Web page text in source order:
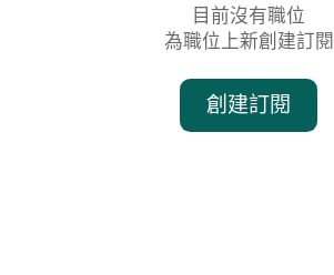
目前沒有職位
為職位上新創建訂閱
創建訂閱